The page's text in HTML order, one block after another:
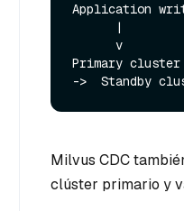
Application
Primary
Milvus CDC
clúster primario y